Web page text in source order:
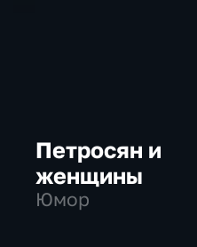
Петросян и
женщины
Юмор